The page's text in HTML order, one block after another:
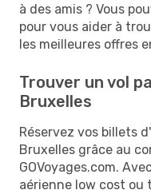
à des amis ? Vous
pour vous aider à
les meilleures offres
Trouver un vol
Bruxelles
Réservez vos billets
Bruxelles grâce au
GOVoyages.com.
aérienne low cost ou